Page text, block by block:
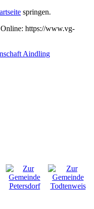
springen.
Online: https://www.vg-